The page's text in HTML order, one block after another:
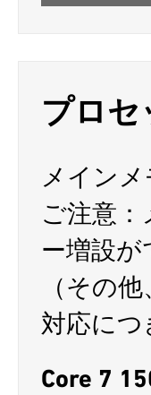
プロ
メイン
ご注意
ー増設が
（その
対応に
Core 7